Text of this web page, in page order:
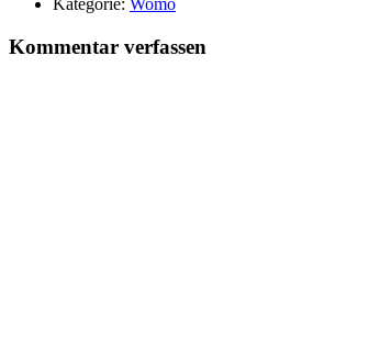
Kategorie: Womo
Kommentar verfassen